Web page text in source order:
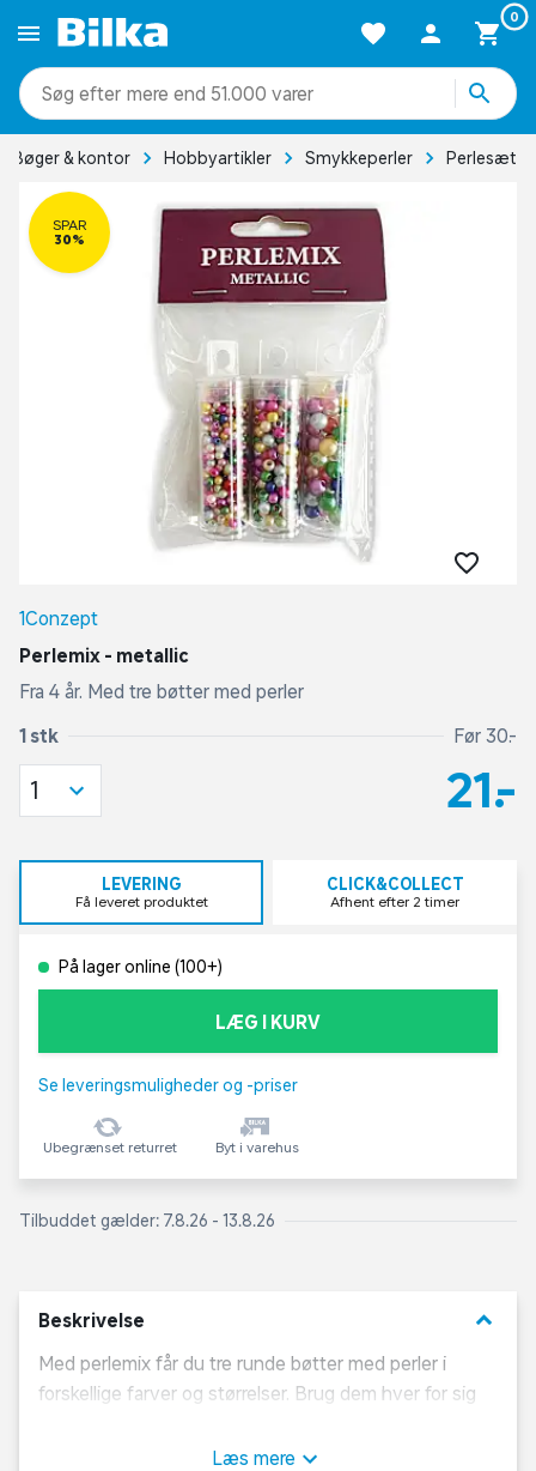
0
mere end 51.000 varer
Bøger & kontor Hobbyartikler Smykkeperler Perlesæt
SPAR
30%
1Conzept
Perlemix - metallic
Fra 4 år. Med tre bøtter med perler
1 stk Før 30,-
21,-
1
LEVERING
Få leveret produktet
CLICK&COLLECT
Afhent efter 2 timer
På lager online (100+)
LÆG I KURV
Se leveringsmuligheder og -priser
Ubegrænset returret Byt i varehus
Tilbuddet gælder: 7.8.26 - 13.8.26
Beskrivelse keyboard_arrow_down
Med perlemix får du tre runde bøtter med perler i
forskellige farver og størrelser. Brug dem hver for sig
kombinationer. Perfekt til kreative projekter, eller til en
Læs mere